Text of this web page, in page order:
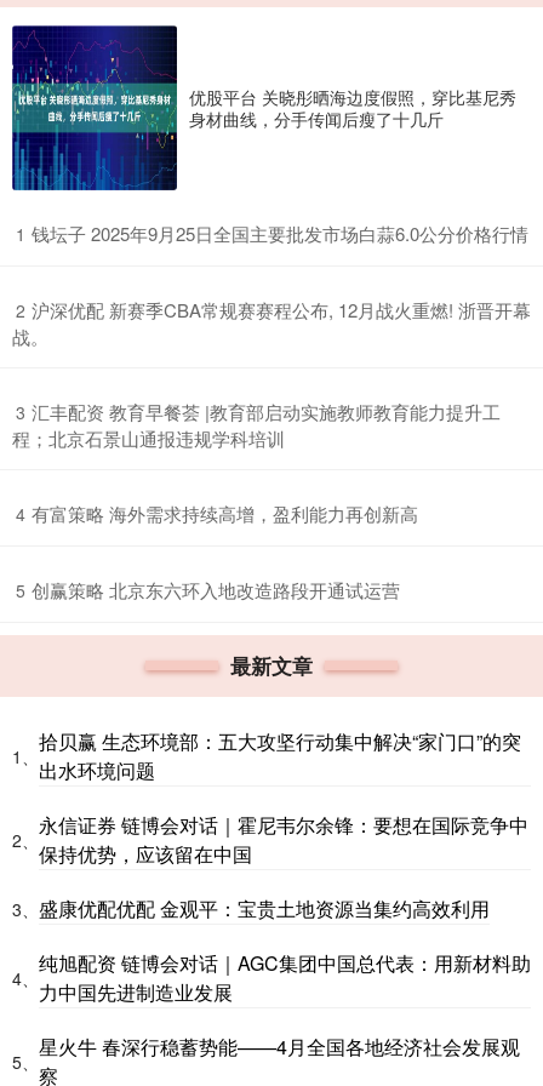
优股平台 关晓彤晒海边度假照，穿比基尼秀
身材曲线，分手传闻后瘦了十几斤
1 ​钱坛子 2025年9月25日全国主要批发市场白蒜6.0公分价格行情
2 ​沪深优配 新赛季CBA常规赛赛程公布, 12月战火重燃! 浙晋开幕
战。
3 ​汇丰配资 教育早餐荟 |教育部启动实施教师教育能力提升工
程；北京石景山通报违规学科培训
4 ​有富策略 海外需求持续高增，盈利能力再创新高
5 ​创赢策略 北京东六环入地改造路段开通试运营
最新文章
1、
拾贝赢 生态环境部：五大攻坚行动集中解决“家门口”的突
出水环境问题
2、
永信证券 链博会对话｜霍尼韦尔余锋：要想在国际竞争中
保持优势，应该留在中国
3、 盛康优配优配 金观平：宝贵土地资源当集约高效利用
4、
纯旭配资 链博会对话｜AGC集团中国总代表：用新材料助
力中国先进制造业发展
5、
星火牛 春深行稳蓄势能——4月全国各地经济社会发展观
察